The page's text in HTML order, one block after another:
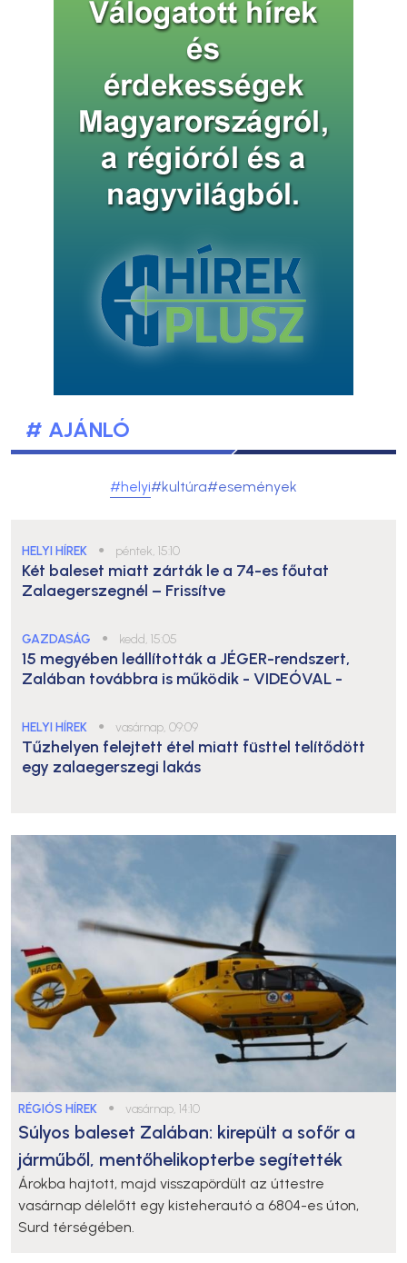
# AJÁNLÓ
#helyi#kultúra#események
HELYI HÍREK ● péntek, 15:10
Két baleset miatt zárták le a 74-es főutat
Zalaegerszegnél – Frissítve
GAZDASÁG ● kedd, 15:05
15 megyében leállították a JÉGER-rendszert,
Zalában továbbra is működik - VIDEÓVAL -
HELYI HÍREK ● vasárnap, 09:09
Tűzhelyen felejtett étel miatt füsttel telítődött
egy zalaegerszegi lakás
RÉGIÓS HÍREK ● vasárnap, 14:10
Súlyos baleset Zalában: kirepült a sofőr a
járműből, mentőhelikopterbe segítették
Árokba hajtott, majd visszapördült az úttestre
vasárnap délelőtt egy kisteherautó a 6804-es úton,
Surd térségében.